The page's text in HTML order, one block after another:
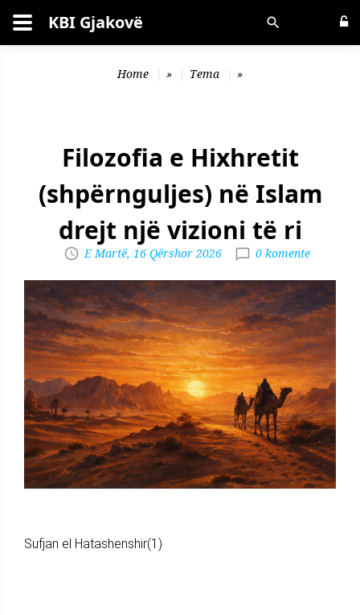
Kërko KBI Gjakovë
Home » Tema »
Filozofia e Hixhretit
(shpërnguljes) në Islam
drejt një vizioni të ri
E Martë, 16 Qërshor 2026 0 komente
Sufjan el Hatashenshir(1)